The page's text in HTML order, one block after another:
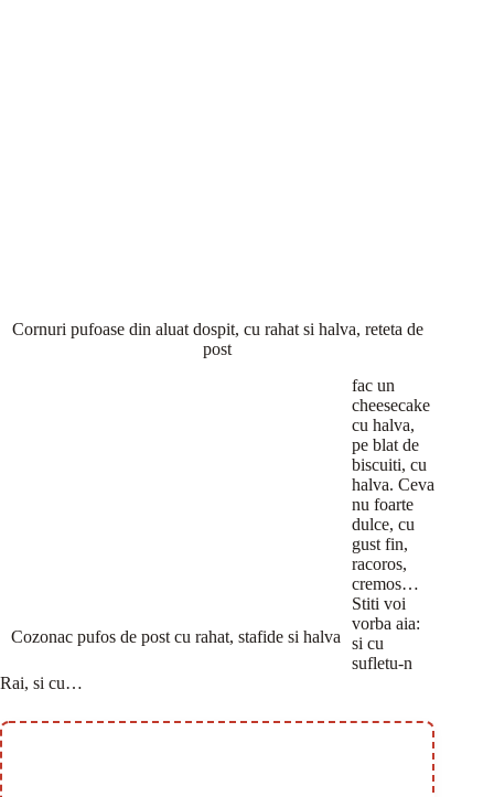
Cornuri pufoase din aluat dospit, cu rahat si halva, reteta de
post
Cozonac pufos de post cu rahat, stafide si halva
fac un
cheesecake
cu halva,
pe blat de
biscuiti, cu
halva. Ceva
nu foarte
dulce, cu
gust fin,
racoros,
cremos…
Stiti voi
vorba aia:
si cu
sufletu-n
Rai, si cu…